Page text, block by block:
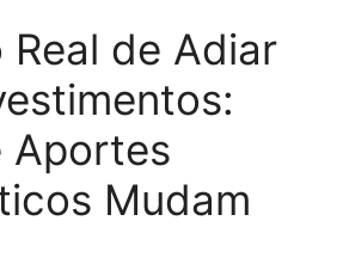
Real de Adiar
Aportes
Mudam